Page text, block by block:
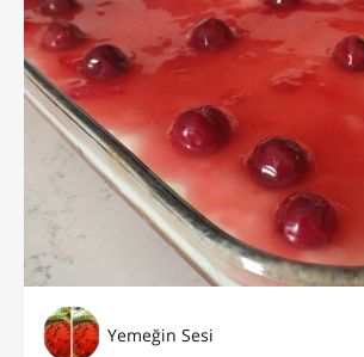
Yemeğin Sesi